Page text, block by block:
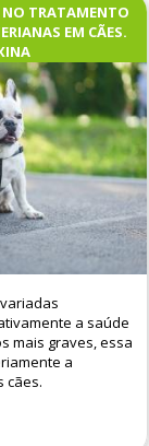
NO TRATAMENTO
EM CÃES.
a saúde
mais graves, essa
a
cães.